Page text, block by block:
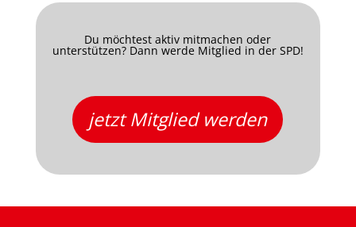
Du möchtest aktiv mitmachen oder
unterstützen? Dann werde Mitglied in der SPD!
jetzt Mitglied werden